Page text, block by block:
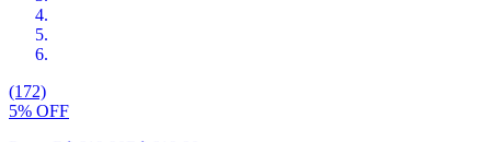
(172)
5% OFF